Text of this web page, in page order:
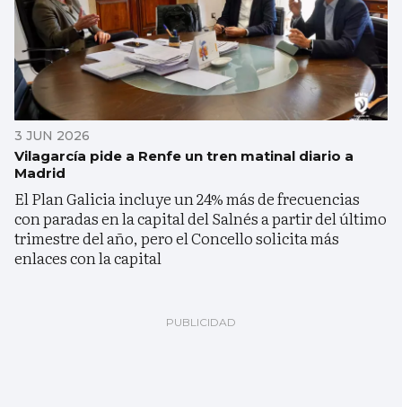
3 JUN 2026
Vilagarcía pide a Renfe un tren matinal diario a
Madrid
El Plan Galicia incluye un 24% más de frecuencias
con paradas en la capital del Salnés a partir del último
trimestre del año, pero el Concello solicita más
enlaces con la capital